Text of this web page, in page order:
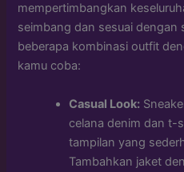
mempertimbangkan
seimbang dan sesuai dengan
beberapa kombinasi outfit
kamu coba:
Casual Look:
celana denim dan t-
tampilan yang
Tambahkan jaket